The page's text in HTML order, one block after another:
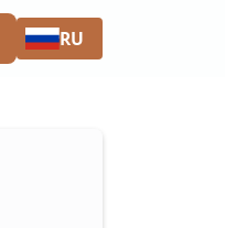
RU